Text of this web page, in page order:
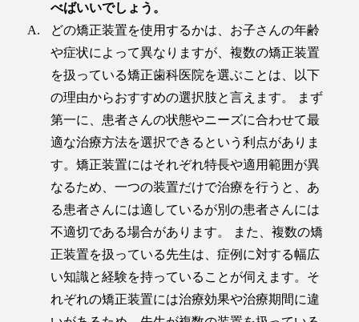
べばいいでしょう。
どの矯正装置を使用するかは、お子さんの年齢
や症状によって異なりますが、複数の矯正装置
を扱っている矯正歯科医院を選ぶことは、以下
の理由からおすすめの選択肢と言えます。 まず
第一に、患者さんの状態やニーズに合わせて最
適な治療方法を選択できるという利点がありま
す。矯正装置にはそれぞれ特長や適用範囲が異
なるため、一つの装置だけで治療を行うと、あ
る患者さんには適しているが別の患者さんには
不適切である場合があります。 また、複数の矯
正装置を扱っている先生は、症例に対する幅広
い知識と経験を持っていることが伺えます。そ
れぞれの矯正装置には治療効果や治療期間に違